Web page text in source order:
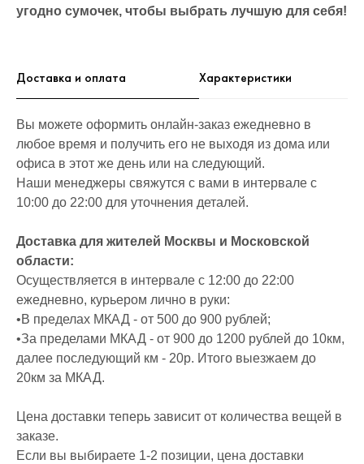
угодно сумочек, чтобы выбрать лучшую для себя!
Доставка и оплата Характеристики
Вы можете оформить онлайн-заказ ежедневно в
любое время и получить его не выходя из дома или
офиса в этот же день или на следующий.
Наши менеджеры свяжутся с вами в интервале с
10:00 до 22:00 для уточнения деталей.
Доставка для жителей Москвы и Московской
области:
Осуществляется в интервале с 12:00 до 22:00
ежедневно, курьером лично в руки:
•В пределах МКАД - от 500 до 900 рублей;
•За пределами МКАД - от 900 до 1200 рублей до 10км,
далее последующий км - 20р. Итого выезжаем до
20км за МКАД.
Цена доставки теперь зависит от количества вещей в
заказе.
Если вы выбираете 1-2 позиции, цена доставки